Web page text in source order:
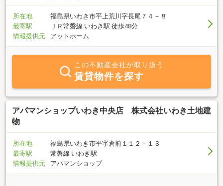
所在地
福島県いわき市平上荒川字長尾７４－８
最寄駅
ＪＲ常磐線 いわき駅 徒歩48分
情報提供元
アットホーム
この不動産会社が取り扱う
賃貸物件を探す
アパマンショップいわき中央店 株式会社いわき土地建
物
所在地
福島県いわき市平字倉前１１２－１３
最寄駅
常磐線 いわき駅
情報提供元
アパマンショップ